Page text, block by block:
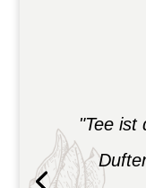
"Tee ist